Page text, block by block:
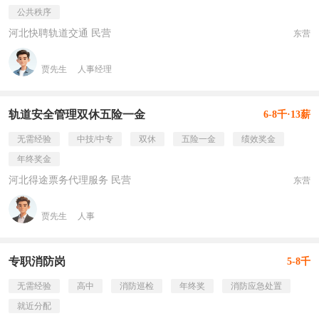
公共秩序
河北快聘轨道交通 民营 东营
贾先生 人事经理
轨道安全管理双休五险一金 6-8千·13薪
无需经验 中技/中专 双休 五险一金
绩效奖金
年终奖金
河北得途票务代理服务 民营 东营
贾先生 人事
专职消防岗 5-8千
无需经验 高中 消防巡检 年终奖
消防应急处置
就近分配